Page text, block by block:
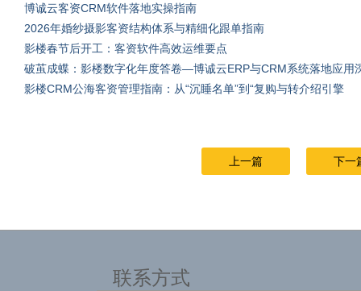
博诚云客资CRM软件落地实操指南
2026年婚纱摄影客资结构体系与精细化跟单指南
影楼春节后开工：客资软件高效运维要点
破茧成蝶：影楼数字化年度答卷—博诚云ERP与CRM系统落地应用
影楼CRM公海客资管理指南：从“沉睡名单”到“复购与转介绍引擎
上一篇 下一
联系方式